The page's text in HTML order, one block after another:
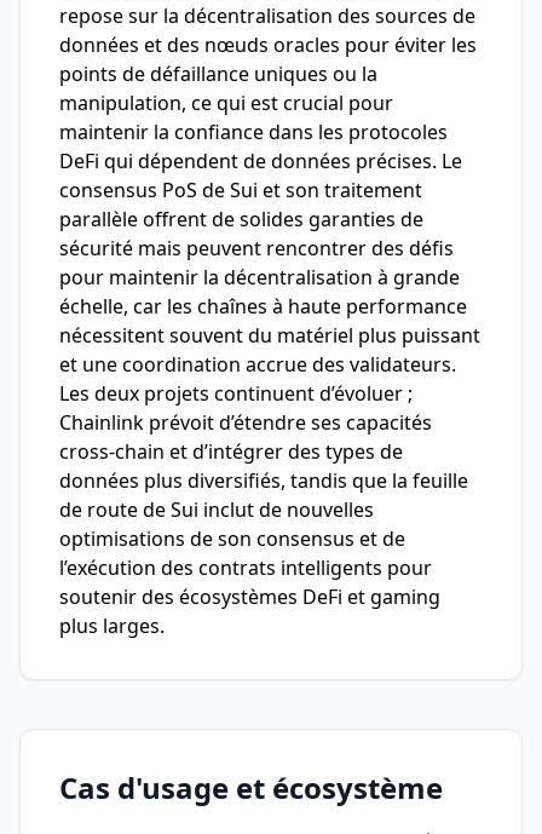
repose sur la décentralisation des sources de
données et des nœuds oracles pour éviter les
points de défaillance uniques ou la
manipulation, ce qui est crucial pour
maintenir la confiance dans les protocoles
DeFi qui dépendent de données précises. Le
consensus PoS de Sui et son traitement
parallèle offrent de solides garanties de
sécurité mais peuvent rencontrer des défis
pour maintenir la décentralisation à grande
échelle, car les chaînes à haute performance
nécessitent souvent du matériel plus puissant
et une coordination accrue des validateurs.
Les deux projets continuent d’évoluer ;
Chainlink prévoit d’étendre ses capacités
cross-chain et d’intégrer des types de
données plus diversifiés, tandis que la feuille
de route de Sui inclut de nouvelles
optimisations de son consensus et de
l’exécution des contrats intelligents pour
soutenir des écosystèmes DeFi et gaming
plus larges.
Cas d'usage et écosystème